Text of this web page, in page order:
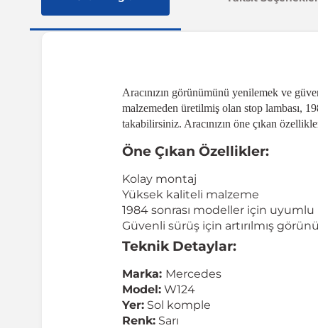
Aracınızın görünümünü yenilemek ve
malzemeden üretilmiş olan stop lambası,
takabilirsiniz. Aracınızın öne çıkan
Öne Çıkan Özellikler:
Kolay montaj
Yüksek kaliteli malzeme
1984 sonrası modeller için uyumlu
Güvenli sürüş için artırılmış
Teknik Detaylar:
Marka: Mercedes
Model: W124
Yer: Sol komple
Renk: Sarı